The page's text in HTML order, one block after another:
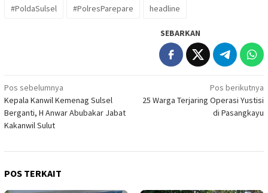
#PoldaSulsel #PolresParepare headline
SEBARKAN
Navigasi
pos
Pos sebelumnya
Kepala Kanwil Kemenag Sulsel
Berganti, H Anwar Abubakar Jabat
Kakanwil Sulut
Pos berikutnya
25 Warga Terjaring Operasi Yustisi
di Pasangkayu
POS TERKAIT